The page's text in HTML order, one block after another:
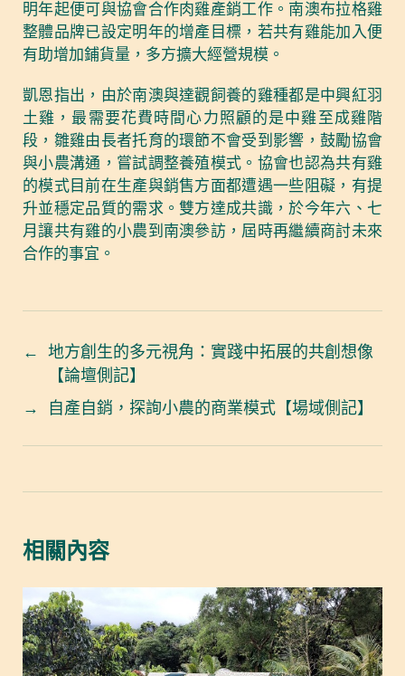
明年起便可與協會合作肉雞產銷工作。南澳布拉格雞
整體品牌已設定明年的增產目標，若共有雞能加入便
有助增加鋪貨量，多方擴大經營規模。
凱恩指出，由於南澳與達觀飼養的雞種都是中興紅羽
土雞，最需要花費時間心力照顧的是中雞至成雞階
段，雛雞由長者托育的環節不會受到影響，鼓勵協會
與小農溝通，嘗試調整養殖模式。協會也認為共有雞
的模式目前在生產與銷售方面都遭遇一些阻礙，有提
升並穩定品質的需求。雙方達成共識，於今年六、七
月讓共有雞的小農到南澳參訪，屆時再繼續商討未來
合作的事宜。
←
地方創生的多元視角：實踐中拓展的共創想像
【論壇側記】
→
自產自銷，探詢小農的商業模式【場域側記】
相關內容